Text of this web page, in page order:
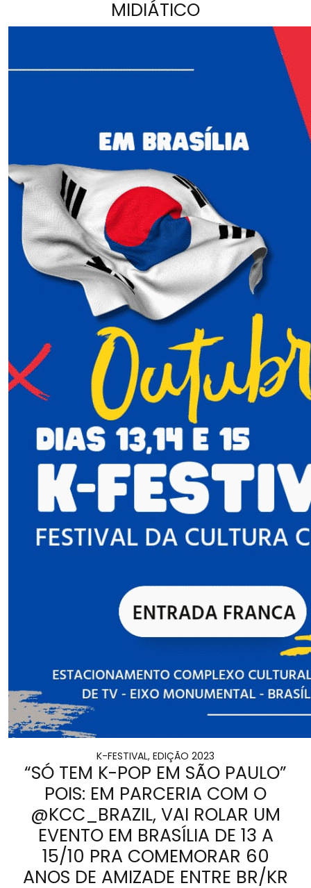
MIDIÁTICO
K-FESTIVAL, EDIÇÃO 2023
“SÓ TEM K-POP EM SÃO PAULO”
POIS: EM PARCERIA COM O
@KCC_BRAZIL, VAI ROLAR UM
EVENTO EM BRASÍLIA DE 13 A
15/10 PRA COMEMORAR 60
ANOS DE AMIZADE ENTRE BR/KR